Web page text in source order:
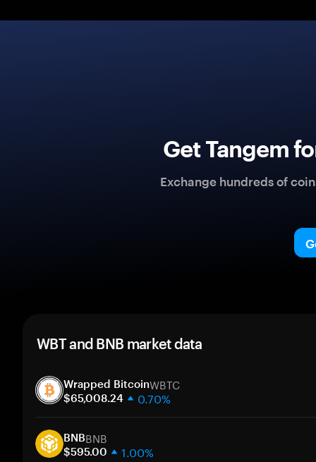
Get Tangem
Exchange hundreds of
WBT and BNB market data
Wrapped BitcoinWBTC
$65,008.24 0.70%
30 days
Market cap
BNBBNB
$595.00 1.00%